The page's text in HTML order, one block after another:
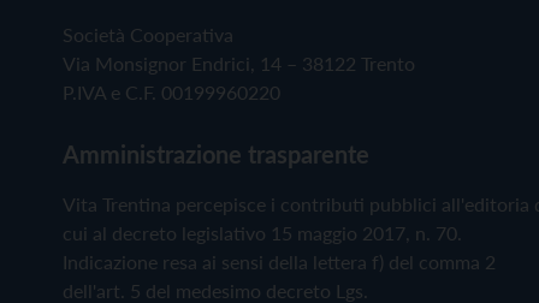
Società Cooperativa
Via Monsignor Endrici, 14 – 38122 Trento
P.IVA e C.F. 00199960220
Amministrazione trasparente
Vita Trentina percepisce i contributi pubblici all'editoria
cui al decreto legislativo 15 maggio 2017, n. 70.
Indicazione resa ai sensi della lettera f) del comma 2
dell'art. 5 del medesimo decreto Lgs.